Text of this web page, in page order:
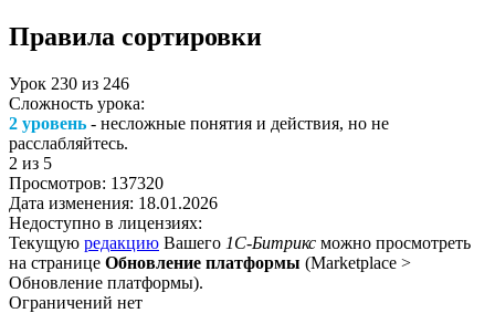
Правила сортировки
Урок 230 из 246
Сложность урока:
2 уровень - несложные понятия и действия, но не
расслабляйтесь.
2 из 5
Просмотров: 137320
Дата изменения: 18.01.2026
Недоступно в лицензиях:
Текущую редакцию Вашего 1С-Битрикс можно просмотреть
на странице Обновление платформы (Marketplace >
Обновление платформы).
Ограничений нет